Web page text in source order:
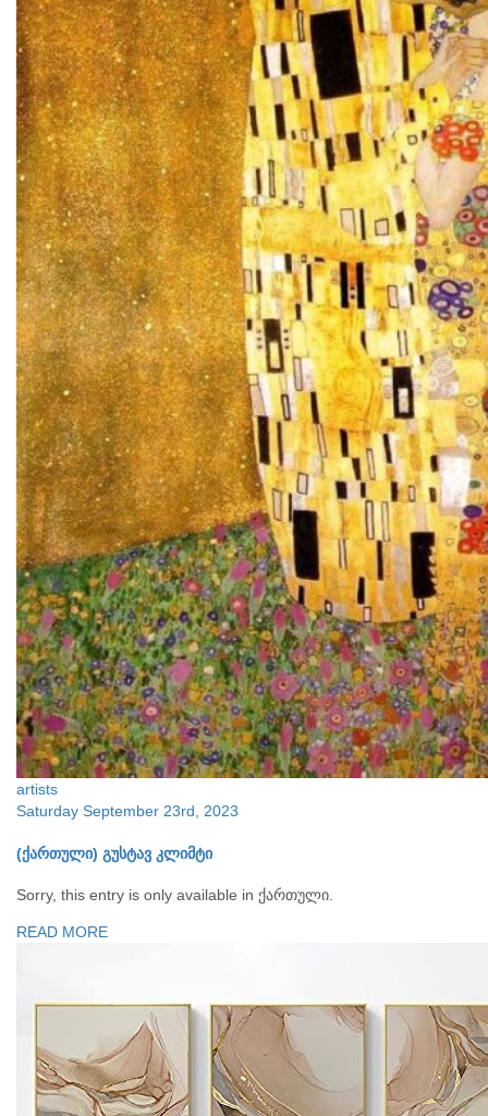
artists
Saturday September 23rd, 2023
(ქართული) გუსტავ კლიმტი
Sorry, this entry is only available in ქართული.
READ MORE